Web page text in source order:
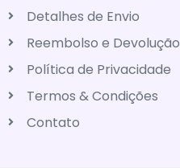
Detalhes de Envio
Reembolso e Devolução
Política de Privacidade
Termos & Condições
Contato